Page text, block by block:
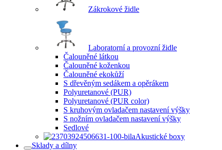
Zákrokové židle
Laboratorní a provozní židle
Čalouněné látkou
Čalouněné koženkou
Čalouněné ekokůží
S dřevěným sedákem a opěrákem
Polyuretanové (PUR)
Polyuretanové (PUR color)
S kruhovým ovladačem nastavení výšky
S nožním ovladačem nastavení výšky
Sedlové
Akustické boxy
Sklady a dílny